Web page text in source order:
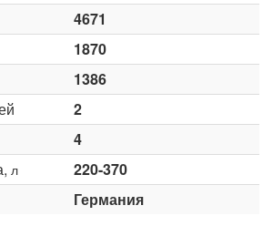
4671
1870
1386
2
4
л
220-370
Германия